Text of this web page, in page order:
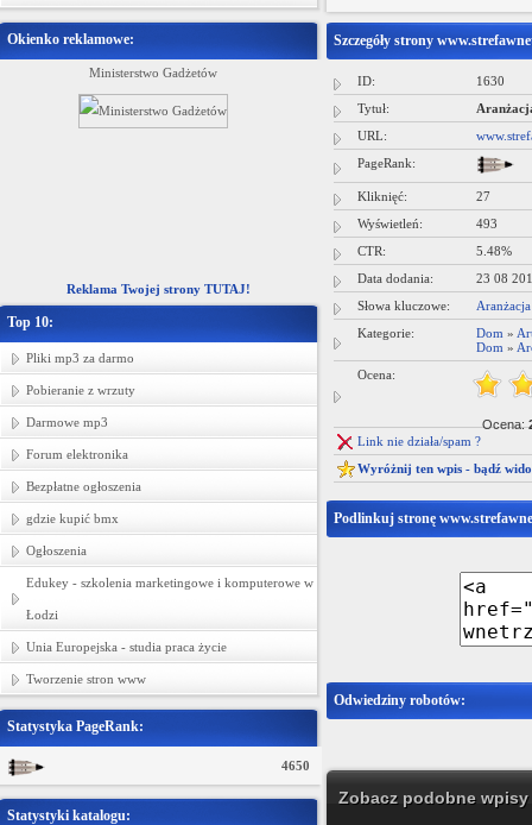
Okienko reklamowe:
Ministerstwo Gadżetów
pościeli dziecięcej -- hurtownia
Reklama Twojej strony TUTAJ!
Top 10:
Pliki mp3 za darmo
Pobieranie z wrzuty
Darmowe mp3
Forum elektronika
Bezpłatne ogłoszenia
gdzie kupić bmx
Ogłoszenia
Edukey - szkolenia marketingowe i komputerowe w
Łodzi
Unia Europejska - studia praca życie
Tworzenie stron www
Statystyka PageRank:
4650
Statystyki katalogu:
Szczegóły strony
ID:
1630
Tytuł:
URL:
PageRank:
Kliknięć:
27
Wyświetleń:
493
CTR:
5.48%
Data dodania:
23 08
Słowa kluczowe:
Kategorie:
Dom »
Dom »
Ocena:
Ocena:
Link nie działa/spam ?
Wyróżnij ten wpis - bądź
Podlinkuj stronę
Odwiedziny robotów:
Zobacz podobne